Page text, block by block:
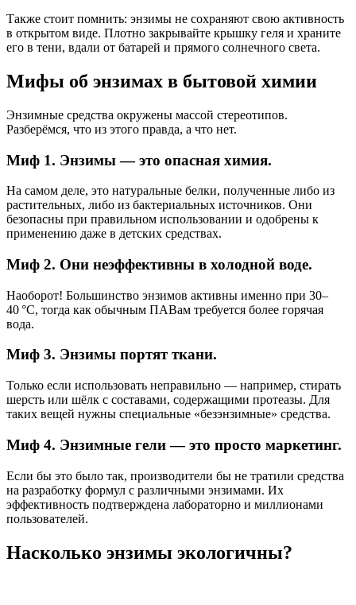
Также стоит помнить: энзимы не сохраняют свою активность
в открытом виде. Плотно закрывайте крышку геля и храните
его в тени, вдали от батарей и прямого солнечного света.
Мифы об энзимах в бытовой химии
Энзимные средства окружены массой стереотипов.
Разберёмся, что из этого правда, а что нет.
Миф 1. Энзимы — это опасная химия.
На самом деле, это натуральные белки, полученные либо из
растительных, либо из бактериальных источников. Они
безопасны при правильном использовании и одобрены к
применению даже в детских средствах.
Миф 2. Они неэффективны в холодной воде.
Наоборот! Большинство энзимов активны именно при 30–
40 °C, тогда как обычным ПАВам требуется более горячая
вода.
Миф 3. Энзимы портят ткани.
Только если использовать неправильно — например, стирать
шерсть или шёлк с составами, содержащими протеазы. Для
таких вещей нужны специальные «безэнзимные» средства.
Миф 4. Энзимные гели — это просто маркетинг.
Если бы это было так, производители бы не тратили средства
на разработку формул с различными энзимами. Их
эффективность подтверждена лабораторно и миллионами
пользователей.
Насколько энзимы экологичны?